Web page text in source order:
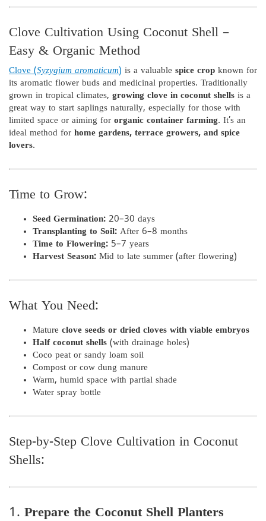
Clove Cultivation Using Coconut Shell –
Easy & Organic Method
Clove (Syzygium aromaticum) is a valuable spice crop known for
its aromatic flower buds and medicinal properties. Traditionally
grown in tropical climates, growing clove in coconut shells is a
great way to start saplings naturally, especially for those with
limited space or aiming for organic container farming. It’s an
ideal method for home gardens, terrace growers, and spice
lovers.
Time to Grow:
Seed Germination: 20–30 days
Transplanting to Soil: After 6–8 months
Time to Flowering: 5–7 years
Harvest Season: Mid to late summer (after flowering)
What You Need:
Mature clove seeds or dried cloves with viable embryos
Half coconut shells (with drainage holes)
Coco peat or sandy loam soil
Compost or cow dung manure
Warm, humid space with partial shade
Water spray bottle
Step-by-Step Clove Cultivation in Coconut
Shells:
1. Prepare the Coconut Shell Planters